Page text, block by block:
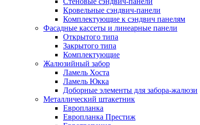
Кровельные сэндвич-панели
Комплектующие к сэндвич панелям
Фасадные кассеты и линеарные панели
Открытого типа
Закрытого типа
Комплектующие
Жалюзийный забор
Ламель Хоста
Ламель Юкка
Доборные элементы для забора-жалюзи
Металлический штакетник
Европланка
Европланка Престиж